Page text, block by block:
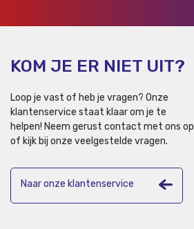
KOM JE ER NIET UIT?
Loop je vast of heb je vragen? Onze
klantenservice staat klaar om je te
helpen! Neem gerust contact met ons op
of kijk bij onze veelgestelde vragen.
Naar onze klantenservice